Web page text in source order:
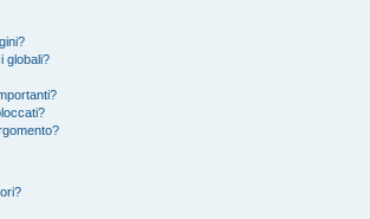
globali?